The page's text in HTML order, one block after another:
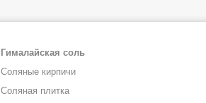
Гималайская соль
Соляные кирпичи
Соляная плитка